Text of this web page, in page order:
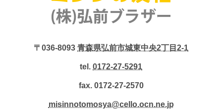
〒036-8093 青森県弘前市城東中央2丁目2-1
tel. 0172-27-5291
fax. 0172-27-2570
misinnotomosya@cello.ocn.ne.jp